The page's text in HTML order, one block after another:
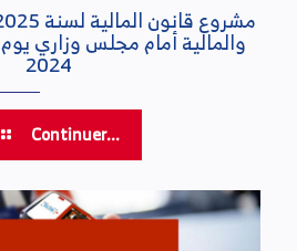
2024
Continuer...